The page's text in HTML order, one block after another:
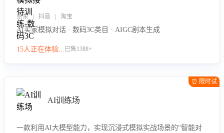
京东 | 抖音 | 淘宝
AI买家模拟对话 · 数码3C类目 · AIGC剧本生成
15人正在体验...已售1388+
⏰ 限时试
AI训练场
一款利用AI大模型能力，实现沉浸式模拟实战场景的“智能对